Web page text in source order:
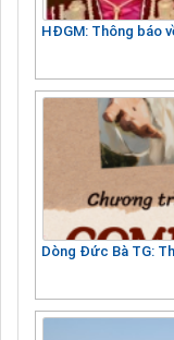
HĐGM: Thông báo
Dòng Đức Bà TG: